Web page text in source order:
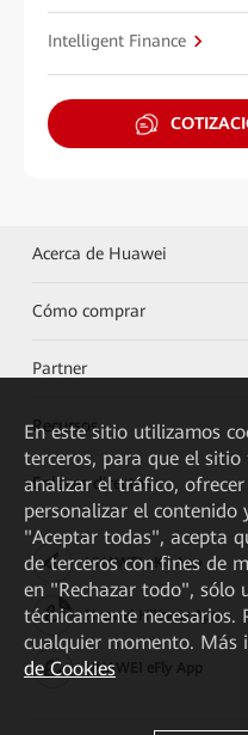
Intelligent Finance
Acerca de Huawei
Cómo comprar
Partner
Recursos
Enlaces directos
HUAWEI eKit App
Huawei HiKnow App
HUAWEI eFly App
En este sitio utilizamos
terceros, para que el
analizar el tráfico,
personalizar el contenido
"Aceptar todas", acepta
de terceros con fines de
en "Rechazar todo", sólo
técnicamente necesarios.
cualquier momento. Más
de Cookies